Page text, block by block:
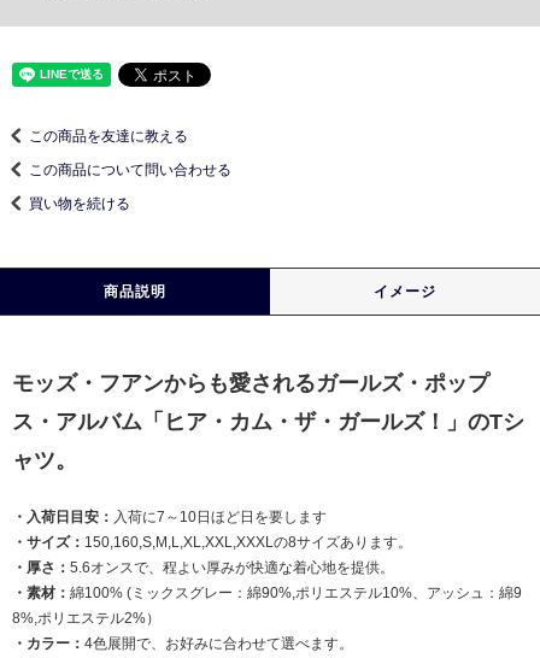
この商品を友達に教える
この商品について問い合わせる
買い物を続ける
商品説明 イメージ
モッズ・フアンからも愛されるガールズ・ポップ
ス・アルバム「ヒア・カム・ザ・ガールズ！」のTシ
ャツ。
・入荷日目安： 入荷に7～10日ほど日を要します
・サイズ： 150,160,S,M,L,XL,XXL,XXXLの8サイズあります。
・厚さ： 5.6オンスで、程よい厚みが快適な着心地を提供。
・素材： 綿100% (ミックスグレー：綿90%,ポリエステル10%、アッシュ：綿9
8%,ポリエステル2%）
・カラー： 4色展開で、お好みに合わせて選べます。